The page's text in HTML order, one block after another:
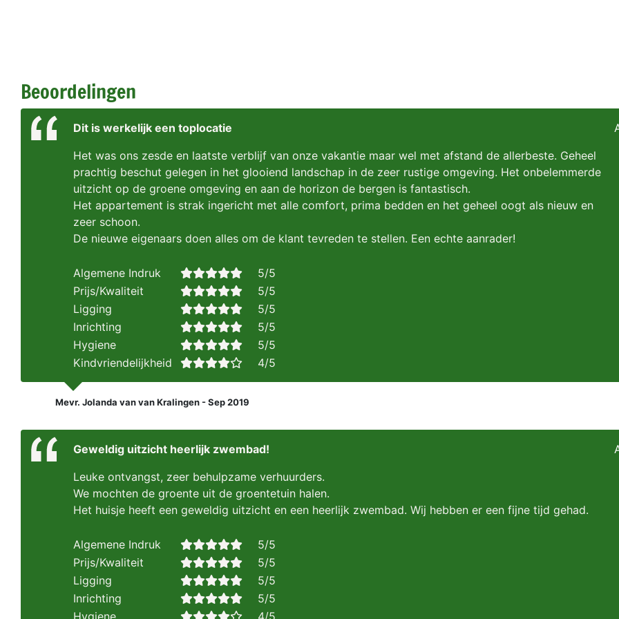
Beoordelingen
Dit is werkelijk een toplocatie
Het was ons zesde en laatste verblijf van onze vakantie maar wel met afstand de allerbeste. Geheel
prachtig beschut gelegen in het glooiend landschap in de zeer rustige omgeving. Het onbelemmerde
uitzicht op de groene omgeving en aan de horizon de bergen is fantastisch.
Het appartement is strak ingericht met alle comfort, prima bedden en het geheel oogt als nieuw en
zeer schoon.
De nieuwe eigenaars doen alles om de klant tevreden te stellen. Een echte aanrader!
Algemene Indruk
5/5
Prijs/Kwaliteit
5/5
Ligging
5/5
Inrichting
5/5
Hygiene
5/5
Kindvriendelijkheid
4/5
Mevr. Jolanda van van Kralingen - Sep 2019
Geweldig uitzicht heerlijk zwembad!
Leuke ontvangst, zeer behulpzame verhuurders.
We mochten de groente uit de groentetuin halen.
Het huisje heeft een geweldig uitzicht en een heerlijk zwembad. Wij hebben er een fijne tijd gehad.
Algemene Indruk
5/5
Prijs/Kwaliteit
5/5
Ligging
5/5
Inrichting
5/5
Hygiene
4/5